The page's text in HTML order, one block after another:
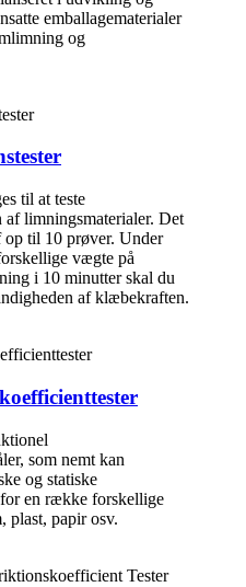
emballagematerialer
og
til at teste
af ​​limningsmaterialer. Det
​​op til 10 prøver. Under
vægte på
i 10 minutter skal du
af ​​klæbekraften.
som nemt kan
og statiske
en række forskellige
plast, papir osv.